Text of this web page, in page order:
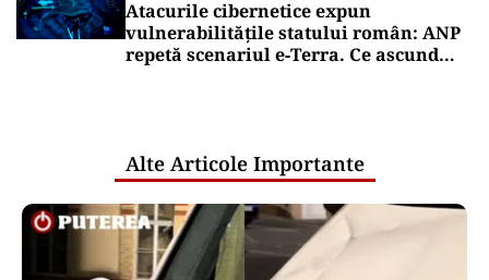
Atacurile cibernetice expun
vulnerabilitățile statului român: ANP
repetă scenariul e‑Terra. Ce ascund
Alte Articole Importante